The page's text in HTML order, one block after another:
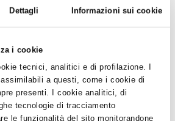
Dettagli Informazioni sui cookie
i cookie
tecnici, analitici e di profilazione. I
a questi, come i cookie di
presenti. I cookie analitici, di
tecnologie di tracciamento
le funzionalità del sito monitorandone
IVA a partire dal 1° trimestre 2012 viene
che effettuano, verso soggetti
relative a beni mobili materiali;
di beni e relative intermediazioni;
servizi accessorie ai trasporti e relative
di servizi quali operazioni creditizie,
verso soggetti extra UE, o